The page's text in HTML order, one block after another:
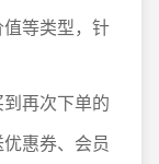
等类型，针
再次下单的
惠券、会员